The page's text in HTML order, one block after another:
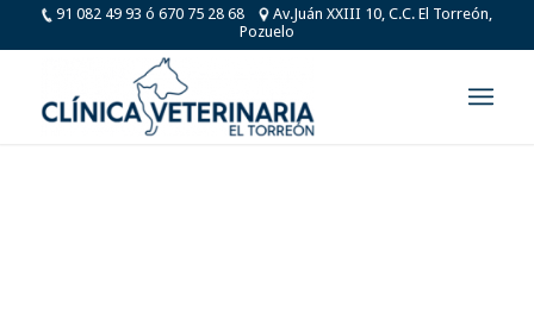
91 082 49 93 ó 670 75 28 68
Av.Juán XXIII 10, C.C. El Torreón,
Pozuelo